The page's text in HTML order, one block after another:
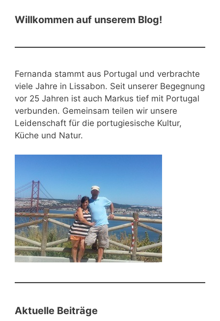
Willkommen auf unserem Blog!
Fernanda stammt aus Portugal und verbrachte
viele Jahre in Lissabon. Seit unserer Begegnung
vor 25 Jahren ist auch Markus tief mit Portugal
verbunden. Gemeinsam teilen wir unsere
Leidenschaft für die portugiesische Kultur,
Küche und Natur.
Aktuelle Beiträge